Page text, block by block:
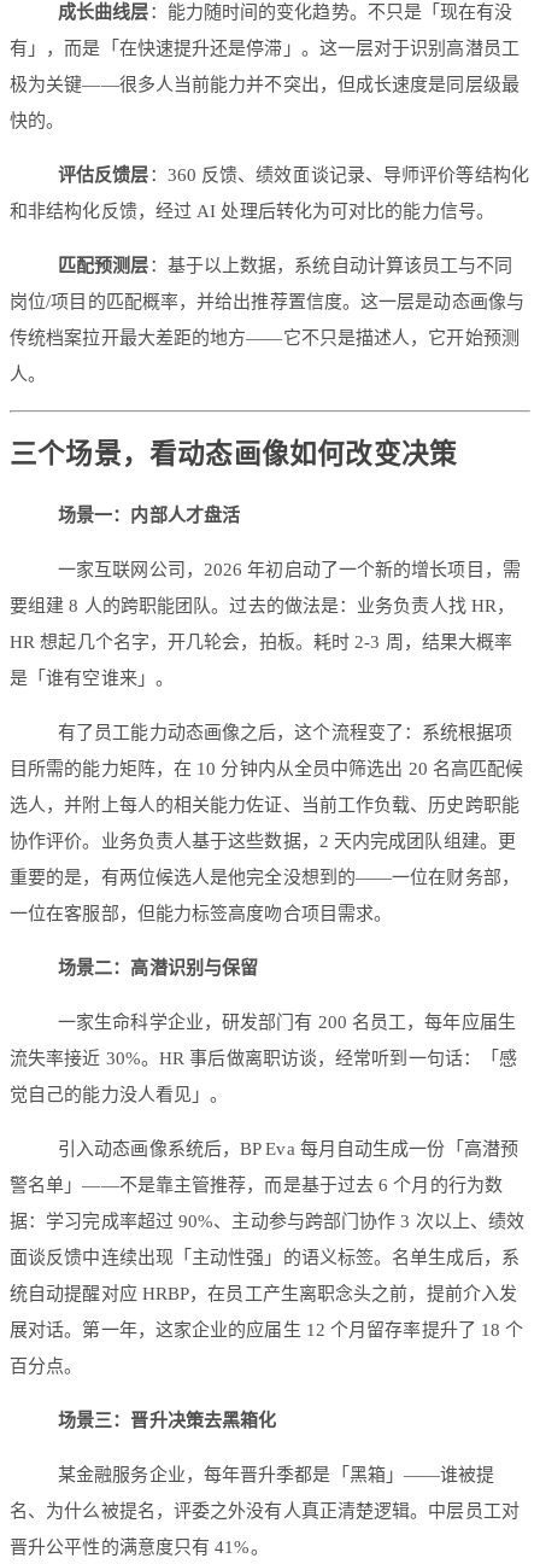
成长曲线层：能力随时间的变化趋势。不只是「现在有没
有」，而是「在快速提升还是停滞」。这一层对于识别高潜员工
极为关键——很多人当前能力并不突出，但成长速度是同层级最
快的。
评估反馈层：360 反馈、绩效面谈记录、导师评价等结构化
和非结构化反馈，经过 AI 处理后转化为可对比的能力信号。
匹配预测层：基于以上数据，系统自动计算该员工与不同
岗位/项目的匹配概率，并给出推荐置信度。这一层是动态画像与
传统档案拉开最大差距的地方——它不只是描述人，它开始预测
人。
三个场景，看动态画像如何改变决策
场景一：内部人才盘活
一家互联网公司，2026 年初启动了一个新的增长项目，需
要组建 8 人的跨职能团队。过去的做法是：业务负责人找 HR，
HR 想起几个名字，开几轮会，拍板。耗时 2-3 周，结果大概率
是「谁有空谁来」。
有了员工能力动态画像之后，这个流程变了：系统根据项
目所需的能力矩阵，在 10 分钟内从全员中筛选出 20 名高匹配候
选人，并附上每人的相关能力佐证、当前工作负载、历史跨职能
协作评价。业务负责人基于这些数据，2 天内完成团队组建。更
重要的是，有两位候选人是他完全没想到的——一位在财务部，
一位在客服部，但能力标签高度吻合项目需求。
场景二：高潜识别与保留
一家生命科学企业，研发部门有 200 名员工，每年应届生
流失率接近 30%。HR 事后做离职访谈，经常听到一句话：「感
觉自己的能力没人看见」。
引入动态画像系统后，BP Eva 每月自动生成一份「高潜预
警名单」——不是靠主管推荐，而是基于过去 6 个月的行为数
据：学习完成率超过 90%、主动参与跨部门协作 3 次以上、绩效
面谈反馈中连续出现「主动性强」的语义标签。名单生成后，系
统自动提醒对应 HRBP，在员工产生离职念头之前，提前介入发
展对话。第一年，这家企业的应届生 12 个月留存率提升了 18 个
百分点。
场景三：晋升决策去黑箱化
某金融服务企业，每年晋升季都是「黑箱」——谁被提
名、为什么被提名，评委之外没有人真正清楚逻辑。中层员工对
晋升公平性的满意度只有 41%。